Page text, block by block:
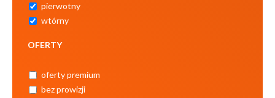
pierwotny
wtórny
OFERTY
oferty premium
bez prowizji